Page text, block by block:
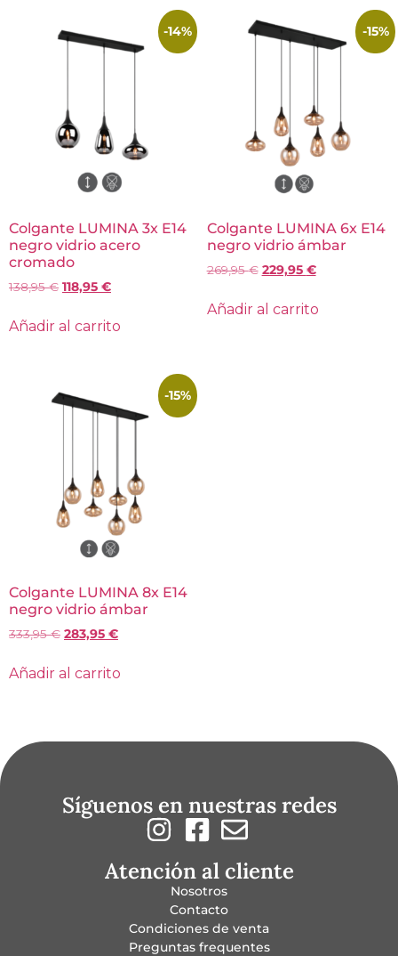
-14%
Colgante LUMINA 3x E14
negro vidrio acero
cromado
138,95€ 118,95 €
Añadir al carrito
-15%
Colgante LUMINA 6x E14
negro vidrio ámbar
269,95€ 229,95 €
Añadir al carrito
-15%
Colgante LUMINA 8x E14
negro vidrio ámbar
333,95€ 283,95 €
Añadir al carrito
Síguenos en nuestras redes
Atención al cliente
Nosotros
Contacto
Condiciones de venta
Preguntas frequentes